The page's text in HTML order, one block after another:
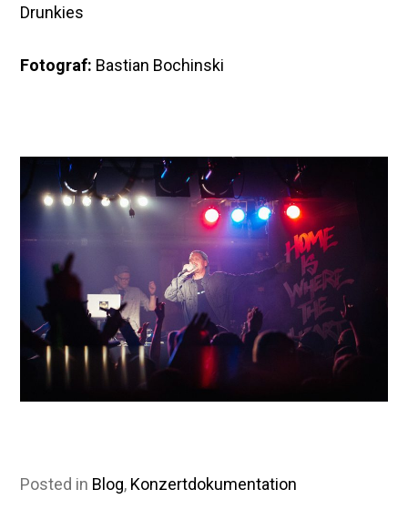
Drunkies
Fotograf: Bastian Bochinski
Posted in Blog, Konzertdokumentation